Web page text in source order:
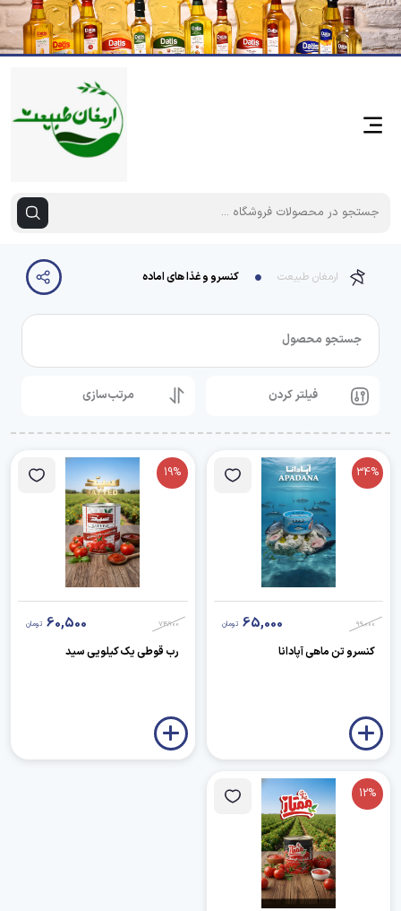
ارمغان طبیعت کنسرو و غذا های اماده
جستجو محصول
فیلتر کردن مرتب‌سازی
34%
99,000
65,000 تومان
کنسرو تن ماهی آپادانا
19%
74,900
60,500 تومان
رب قوطی یک کیلویی سید
12%